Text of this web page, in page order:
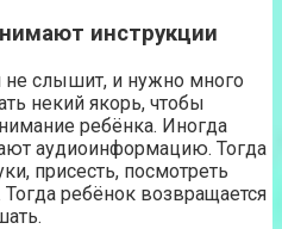
инструкции
не слышит, и нужно много
некий якорь, чтобы
ребёнка. Иногда
аудиоинформацию. Тогда
присесть, посмотреть
ребёнок возвращается